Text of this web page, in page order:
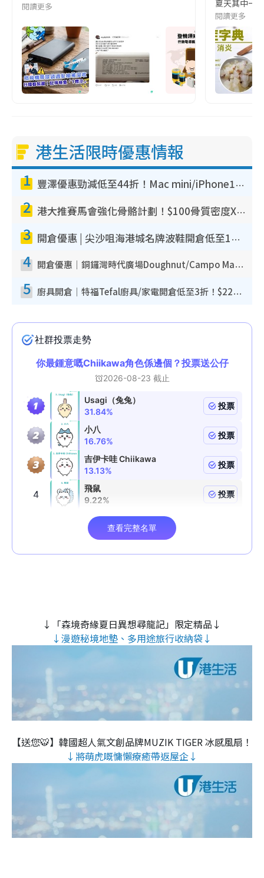
閱讀更多
夏天其中一
閱讀更多
港生活限時優惠情報
1 豐澤優惠勁減低至44折！Mac mini/iPhone17Pro大減價！廚房家電$220起
2 港大推賽馬會強化骨骼計劃！$100骨質密度X光檢查 完成免費運動訓練送超市禮券！附參加資格
3 開倉優惠 | 尖沙咀海港城名牌波鞋開倉低至1折！On鞋$899起／Joy&Peace鞋履$98起
4 開倉優惠｜銅鑼灣時代廣場Doughnut/Campo Marzio開倉低至1折！背囊、書包、手袋劈價$200起
5 廚具開倉｜特福Tefal廚具/家電開倉低至3折！$220起買平底鍋/炒鑊/湯煲！電飯煲/吸塵機/燙斗$418起
↓「森境奇緣夏日異想尋龍記」限定精品↓
↓漫遊秘境地墊、多用途旅行收納袋↓
【送您🐯】韓國超人氣文創品牌MUZIK TIGER 冰感風扇！
↓將萌虎嘅慵懶療癒帶返屋企↓